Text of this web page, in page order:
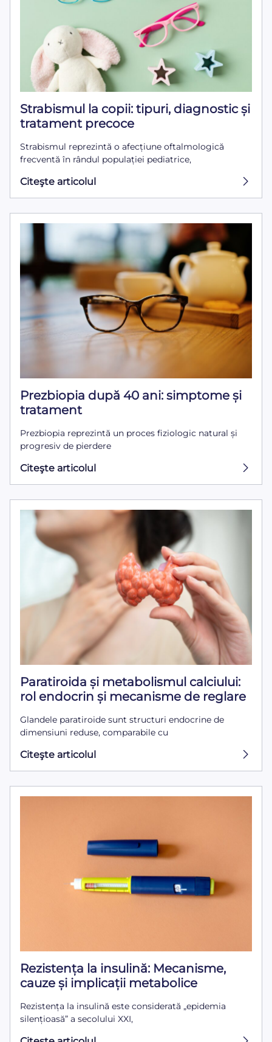
Strabismul la copii: tipuri, diagnostic și
tratament precoce
Strabismul reprezintă o afecțiune oftalmologică
frecventă în rândul populației pediatrice,
Citeşte articolul
Prezbiopia după 40 ani: simptome și
tratament
Prezbiopia reprezintă un proces fiziologic natural și
progresiv de pierdere
Citeşte articolul
Paratiroida și metabolismul calciului:
rol endocrin și mecanisme de reglare
Glandele paratiroide sunt structuri endocrine de
dimensiuni reduse, comparabile cu
Citeşte articolul
Rezistența la insulină: Mecanisme,
cauze și implicații metabolice
Rezistența la insulină este considerată „epidemia
silențioasă” a secolului XXI,